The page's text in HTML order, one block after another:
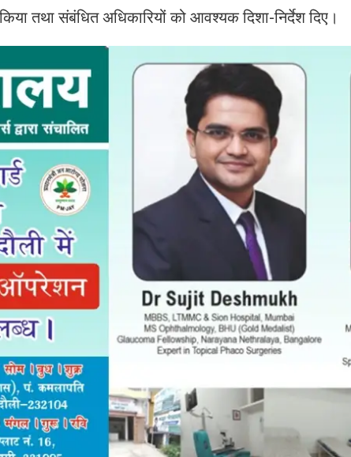
तथा संबंधित अधिकारियों को आवश्यक दिशा-निर्देश दिए।